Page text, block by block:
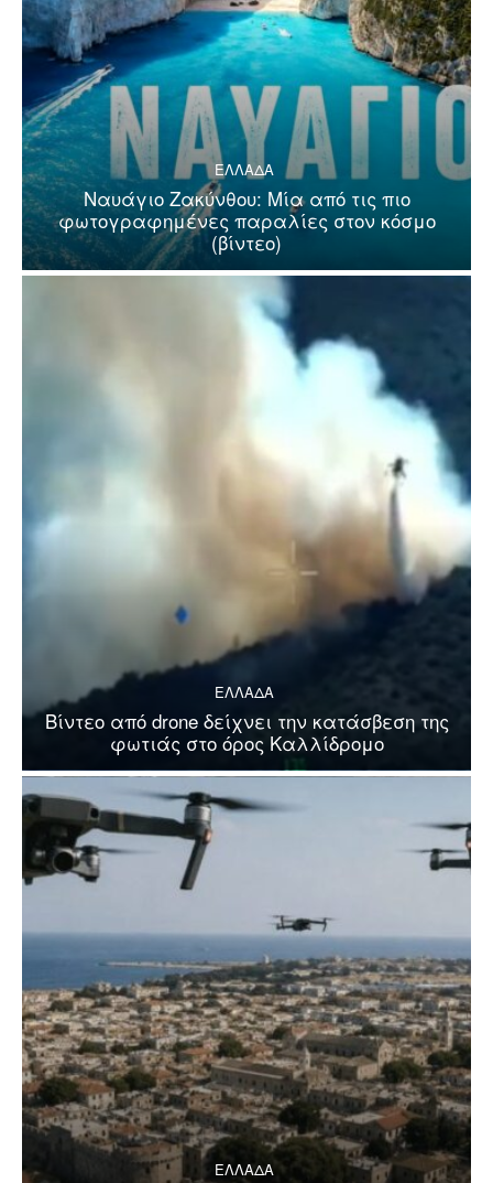
ΕΛΛΑΔΑ
Ναυάγιο Ζακύνθου: Μία από τις πιο
φωτογραφημένες παραλίες στον κόσμο
(βίντεο)
ΕΛΛΑΔΑ
Βίντεο από drone δείχνει την κατάσβεση της
φωτιάς στο όρος Καλλίδρομο
ΕΛΛΑΔΑ